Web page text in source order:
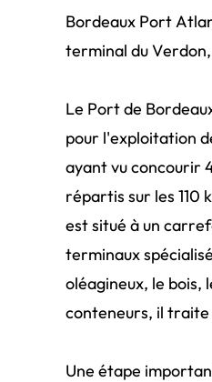
Bordeaux Port
terminal du
Le Port de
pour l'exploitation
ayant vu concourir
répartis sur les 110
est situé à un
terminaux
oléagineux, le
conteneurs, il traite
Une étape